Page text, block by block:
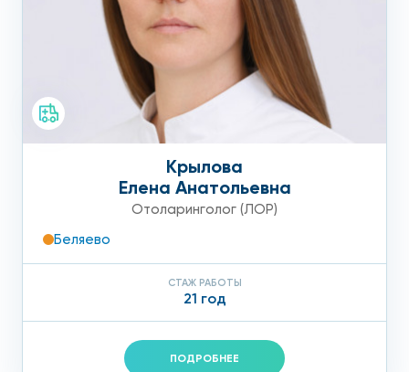
Крылова
Елена Анатольевна
Отоларинголог (ЛОР)
Беляево
СТАЖ РАБОТЫ
21 год
ПОДРОБНЕЕ